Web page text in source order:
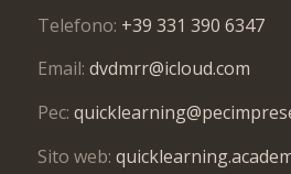
Telefono: +39 331 390 6347
Email: dvdmrr@icloud.com
Pec:
Sito web: